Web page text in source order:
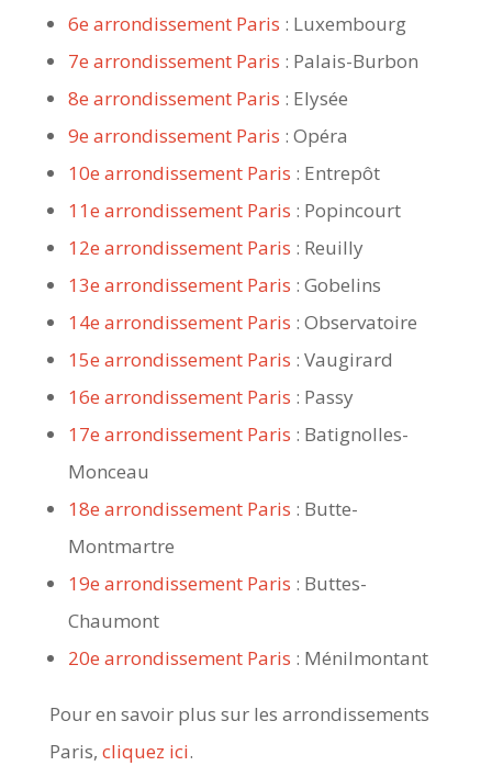
6e arrondissement Paris : Luxembourg
7e arrondissement Paris : Palais-Burbon
8e arrondissement Paris : Elysée
9e arrondissement Paris : Opéra
10e arrondissement Paris : Entrepôt
11e arrondissement Paris : Popincourt
12e arrondissement Paris : Reuilly
13e arrondissement Paris : Gobelins
14e arrondissement Paris : Observatoire
15e arrondissement Paris : Vaugirard
16e arrondissement Paris : Passy
17e arrondissement Paris : Batignolles-
Monceau
18e arrondissement Paris : Butte-
Montmartre
19e arrondissement Paris : Buttes-
Chaumont
20e arrondissement Paris : Ménilmontant
Pour en savoir plus sur les arrondissements
Paris, cliquez ici.